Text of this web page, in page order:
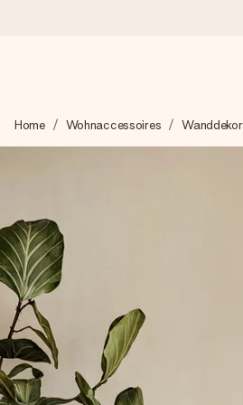
Wir bereiten dein Geschenk
zählt.
4,8 (basierend auf
Unsere Geschenke begeistern.
+49 39292 929695
Montag - Freitag : 8:30 - 17:00 Uhr
Samstag - Sonntag : 8:30 - 13:00
Home Wohnaccessoires